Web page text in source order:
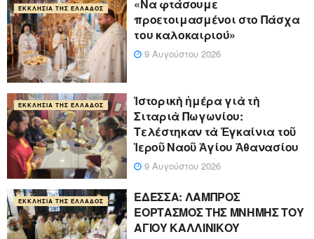
ΕΚΚΛΗΣΊΑ ΤΗΣ ΕΛΛΆΔΟΣ
«Να φτάσουμε
προετοιμασμένοι στο Πάσχα
του καλοκαιριού»
9 Αυγούστου 2026
ΕΚΚΛΗΣΊΑ ΤΗΣ ΕΛΛΆΔΟΣ
Ἱστορικὴ ἡμέρα γιὰ τὴ
Σιταριὰ Πωγωνίου:
Τελέστηκαν τὰ Ἐγκαίνια τοῦ
Ἱεροῦ Ναοῦ Ἁγίου Ἀθανασίου
9 Αυγούστου 2026
ΕΚΚΛΗΣΊΑ ΤΗΣ ΕΛΛΆΔΟΣ
ΕΔΕΣΣΑ: ΛΑΜΠΡΟΣ
ΕΟΡΤΑΣΜΟΣ ΤΗΣ ΜΝΗΜΗΣ ΤΟΥ
ΑΓΙΟΥ ΚΑΛΛΙΝΙΚΟΥ